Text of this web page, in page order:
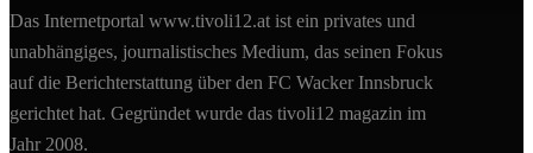
Das Internetportal www.tivoli12.at ist ein privates und
unabhängiges, journalistisches Medium, das seinen Fokus
auf die Berichterstattung über den FC Wacker Innsbruck
gerichtet hat. Gegründet wurde das tivoli12 magazin im
Jahr 2008.